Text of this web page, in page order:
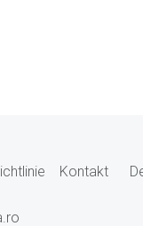
Kontakt